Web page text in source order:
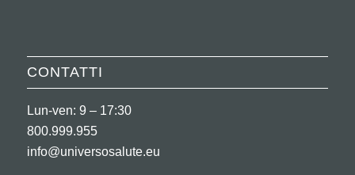
CONTATTI
Lun-ven: 9 – 17:30
800.999.955
info@universosalute.eu